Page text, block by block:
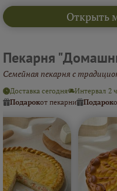
Открыть
Пекарня
Семейная пекарня с
Доставка сегодня Интервал 2
Подарокот пекарни Подарок